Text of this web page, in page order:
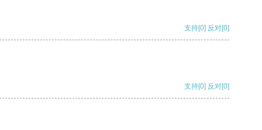
支持[0] 反对[0]
支持[0] 反对[0]